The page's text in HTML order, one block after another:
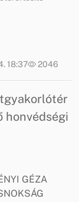
18:37 2046
honvédségi
GÉZA